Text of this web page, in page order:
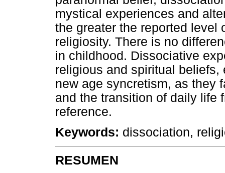
mystical experiences and
the greater the reported level
religiosity. There is no
in childhood. Dissociative
religious and spiritual
new age syncretism, as they
and the transition of daily life
reference.
Keywords: dissociation,
RESUMEN